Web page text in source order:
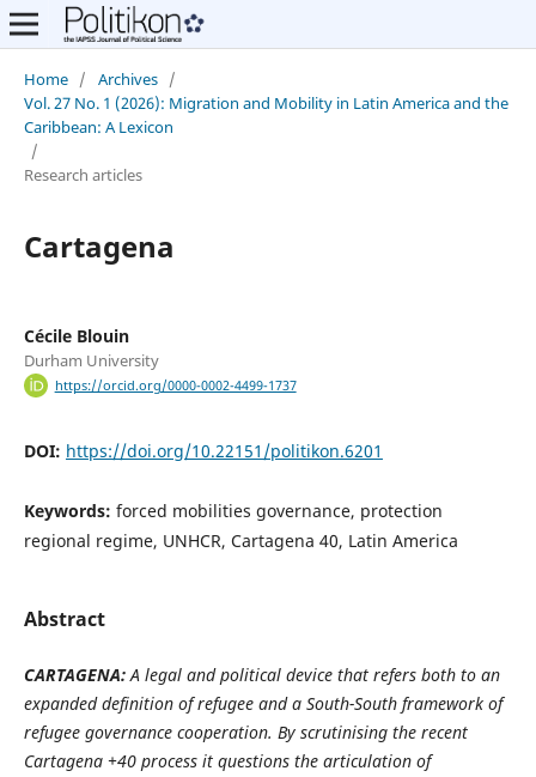
Home / Archives /
Vol. 27 No. 1 (2026): Migration and Mobility in Latin America and the
Caribbean: A Lexicon
/
Research articles
Cartagena
Cécile Blouin
Durham University
https://orcid.org/0000-0002-4499-1737
DOI: https://doi.org/10.22151/politikon.6201
Keywords: forced mobilities governance, protection
regional regime, UNHCR, Cartagena 40, Latin America
Abstract
CARTAGENA:A legal and political device that refers both to an
expanded definition of refugee and a South-South framework of
refugee governance cooperation. By scrutinising the recent
Cartagena +40 process it questions the articulation of